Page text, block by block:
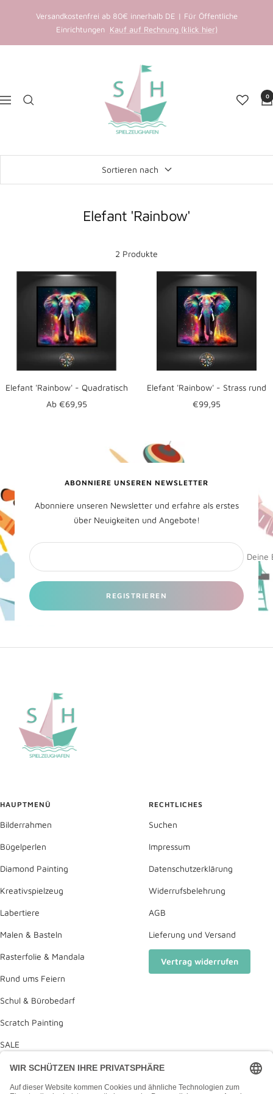
Versandkostenfrei ab 80€ innerhalb DE | Für Öffentliche
Einrichtungen Kauf auf Rechnung (klick hier)
Navigation
0
Sortieren nach
Elefant 'Rainbow'
2 Produkte
Elefant 'Rainbow' - Quadratisch
Angebotspreis
Ab €69,95
Elefant 'Rainbow' - Strass rund
Angebotspreis
€99,95
ABONNIERE UNSEREN NEWSLETTER
Abonniere unseren Newsletter und erfahre als erstes
über Neuigkeiten und Angebote!
Deine
REGISTRIEREN
HAUPTMENÜ
Bilderrahmen
Bügelperlen
Diamond Painting
Kreativspielzeug
Labertiere
Malen & Basteln
Rasterfolie & Mandala
Rund ums Feiern
Schul & Bürobedarf
Scratch Painting
SALE
Deine Wunschliste
Diamond Painting Anleitung
RECHTLICHES
Suchen
Impressum
Datenschutzerklärung
Widerrufsbelehrung
AGB
Lieferung und Versand
Vertrag widerrufen